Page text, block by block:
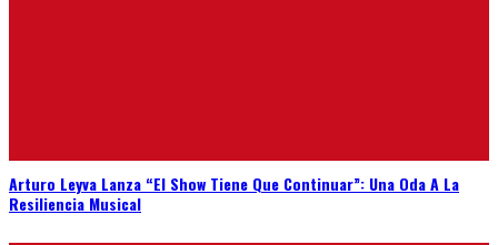
Arturo Leyva Lanza “El Show Tiene Que Continuar”: Una Oda A La
Resiliencia Musical